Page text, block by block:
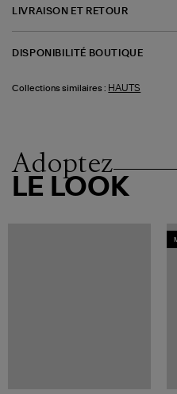
LIVRAISON ET RETOUR
DISPONIBILITÉ BOUTIQUE
Collections similaires : HAUTS
Adoptez
LE LOOK